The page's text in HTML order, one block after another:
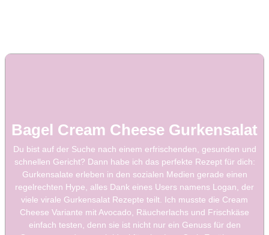
Bagel Cream Cheese Gurkensalat
Du bist auf der Suche nach einem erfrischenden, gesunden und
schnellen Gericht? Dann habe ich das perfekte Rezept für dich:
Gurkensalate erleben in den sozialen Medien gerade einen
regelrechten Hype, alles Dank eines Users namens Logan, der
viele virale Gurkensalat Rezepte teilt. Ich musste die Cream
Cheese Variante mit Avocado, Räucherlachs und Frischkäse
einfach testen, denn sie ist nicht nur ein Genuss für den